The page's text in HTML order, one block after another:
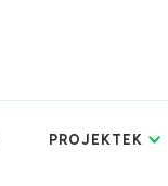
PROJEKTEK